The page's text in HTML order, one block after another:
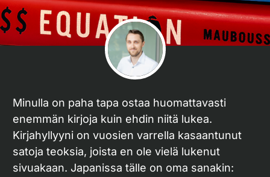
Minulla on paha tapa ostaa huomattavasti
enemmän kirjoja kuin ehdin niitä lukea.
Kirjahyllyyni on vuosien varrella kasaantunut
satoja teoksia, joista en ole vielä lukenut
sivuakaan. Japanissa tälle on oma sanakin: